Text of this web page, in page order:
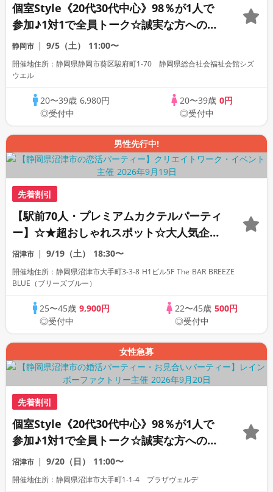
個室Style《20代30代中心》98％が1人で
参加♪1対1で全員トーク☆誠実な方への婚
活パーティー
静岡市 9/5（土） 11:00〜
開催地住所：静岡県静岡市葵区駿府町1-70 静岡県総合社会福祉会館シズ
ウエル
20〜39歳 6,980円
◎受付中
20〜39歳 0円
◎受付中
男性先行中!
先着割引
【駅前70人・プレミアムカクテルパーティ
ー】☆★超おしゃれスポット☆大人気企画
☆★～お酒と会話がつなぐ、初夏の出会い
～
沼津市 9/19（土） 18:30〜
開催地住所：静岡県沼津市大手町3-3-8 H1ビル5F The BAR BREEZE
BLUE（ブリーズブルー）
25〜45歳9,900円
◎受付中
22〜45歳 500円
◎受付中
女性急募
先着割引
個室Style《20代30代中心》98％が1人で
参加♪1対1で全員トーク☆誠実な方への婚
活パーティー
沼津市 9/20（日） 11:00〜
開催地住所：静岡県沼津市大手町1-1-4 プラザヴェルデ